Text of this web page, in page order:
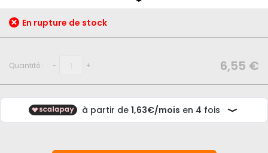
de
la
En rupture de stock
Quantité : - + 6,55 €